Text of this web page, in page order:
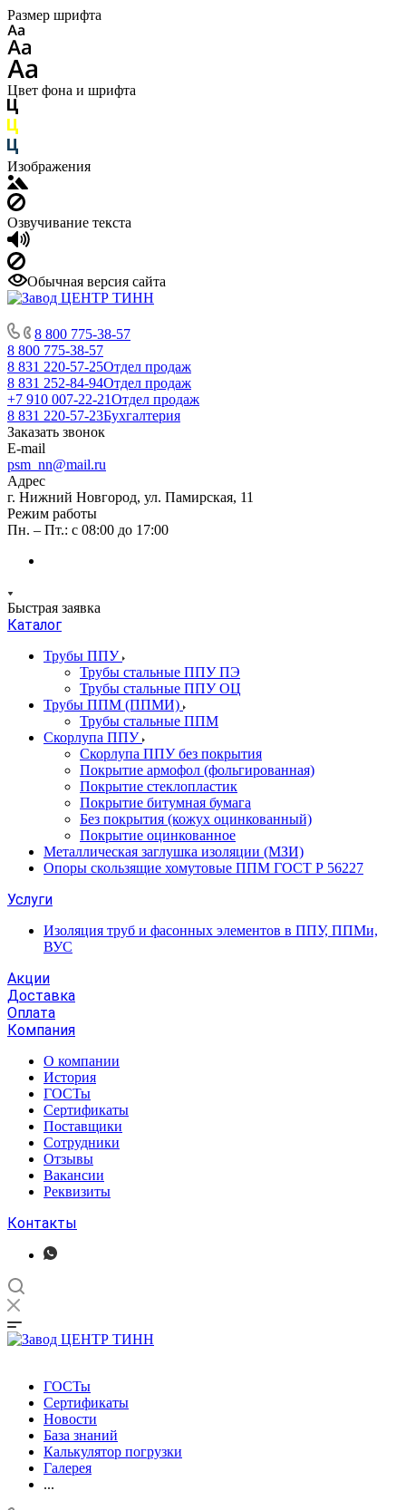
Размер шрифта
Цвет фона и шрифта
Изображения
Озвучивание текста
Обычная версия сайта
8 800 775-38-57
8 800 775-38-57
8 831 220-57-25Отдел продаж
8 831 252-84-94Отдел продаж
+7 910 007-22-21Отдел продаж
8 831 220-57-23Бухгалтерия
Заказать звонок
E-mail
psm_nn@mail.ru
Адрес
г. Нижний Новгород, ул. Памирская, 11
Режим работы
Пн. – Пт.: с 08:00 до 17:00
Быстрая заявка
Каталог
Трубы ППУ
Трубы стальные ППУ ПЭ
Трубы стальные ППУ ОЦ
Трубы ППМ (ППМИ)
Трубы стальные ППМ
Скорлупа ППУ
Скорлупа ППУ без покрытия
Покрытие армофол (фольгированная)
Покрытие стеклопластик
Покрытие битумная бумага
Без покрытия (кожух оцинкованный)
Покрытие оцинкованное
Металлическая заглушка изоляции (МЗИ)
Опоры скользящие хомутовые ППМ ГОСТ Р 56227
Услуги
Изоляция труб и фасонных элементов в ППУ, ППМи,
ВУС
Акции
Доставка
Оплата
Компания
О компании
История
ГОСТы
Сертификаты
Поставщики
Сотрудники
Отзывы
Вакансии
Реквизиты
Контакты
ГОСТы
Сертификаты
Новости
База знаний
Калькулятор погрузки
Галерея
...